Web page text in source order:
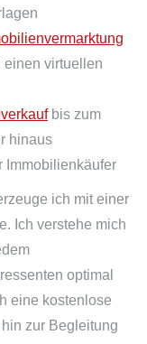
einen virtuellen
bis zum
hinaus
Immobilienkäufer
ich mit einer
Ich verstehe mich
optimal
eine kostenlose
zur Begleitung